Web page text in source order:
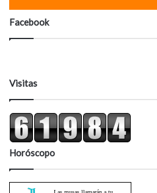
Facebook
Visitas
Horóscopo